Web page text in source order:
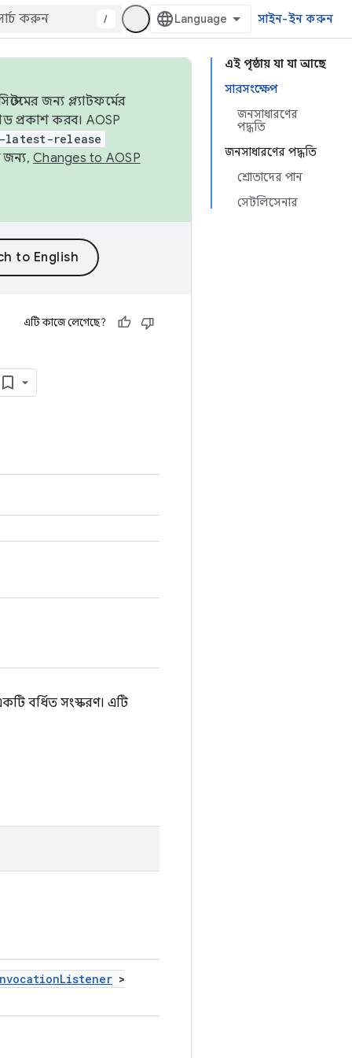
/ সাইন-ইন করুন
এই পৃষ্ঠায় যা যা আছে
সারসংক্ষেপ
জনসাধারণের
পদ্ধতি
জনসাধারণের পদ্ধতি
শ্রোতাদের পান
সেটলিসেনার
জন্য প্ল্যাটফর্মের
প্রকাশ করব। AOSP
latest-release
জন্য, Changes to AOSP
এটি কাজে লেগেছে?
বর্ধিত সংস্করণ। এটি
Listener >